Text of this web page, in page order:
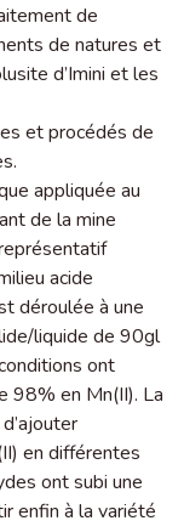
de
de natures et
d’Imini et les
et procédés de
appliquée au
de la mine
acide
déroulée à une
liquide de 90gl
ont
98% en Mn(II). La
en différentes
ont subi une
enfin à la variété